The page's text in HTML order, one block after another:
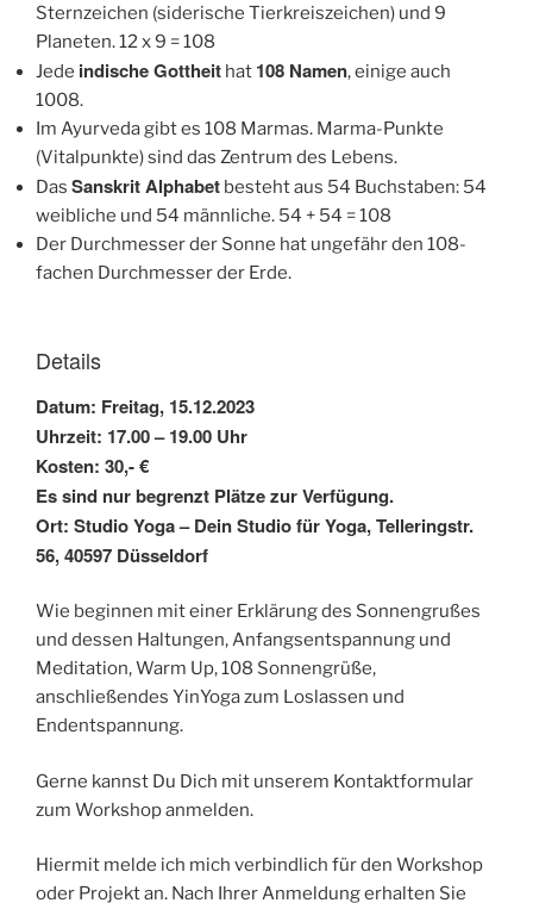
Sternzeichen (siderische Tierkreiszeichen) und 9
Planeten. 12 x 9 = 108
Jede indische Gottheit hat 108 Namen, einige auch
1008.
Im Ayurveda gibt es 108 Marmas. Marma-Punkte
(Vitalpunkte) sind das Zentrum des Lebens.
Das Sanskrit Alphabet besteht aus 54 Buchstaben: 54
weibliche und 54 männliche. 54 + 54 = 108
Der Durchmesser der Sonne hat ungefähr den 108-
fachen Durchmesser der Erde.
Details
Datum: Freitag, 15.12.2023
Uhrzeit: 17.00 – 19.00 Uhr
Kosten: 30,- €
Es sind nur begrenzt Plätze zur Verfügung.
Ort: Studio Yoga – Dein Studio für Yoga, Telleringstr.
56, 40597 Düsseldorf
Wie beginnen mit einer Erklärung des Sonnengrußes
und dessen Haltungen, Anfangsentspannung und
Meditation, Warm Up, 108 Sonnengrüße,
anschließendes YinYoga zum Loslassen und
Endentspannung.
Gerne kannst Du Dich mit unserem Kontaktformular
zum Workshop anmelden.
Hiermit melde ich mich verbindlich für den Workshop
oder Projekt an. Nach Ihrer Anmeldung erhalten Sie